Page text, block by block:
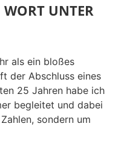
UNTER
als ein bloßes
der Abschluss eines
25 Jahren habe ich
begleitet und dabei
sondern um